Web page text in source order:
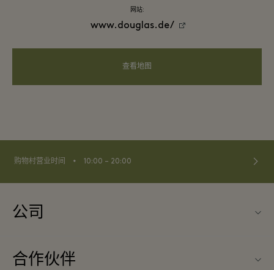
网站:
www.douglas.de/
查看地图
购物村营业时间 ⬩ 10:00 – 20:00
公司
联系我们
合作伙伴